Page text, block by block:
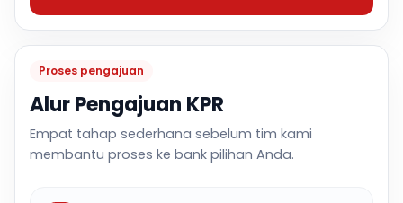
Proses pengajuan
Alur Pengajuan KPR
Empat tahap sederhana sebelum tim kami
membantu proses ke bank pilihan Anda.